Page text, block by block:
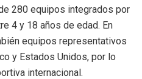
280 equipos integrados por
4 y 18 años de edad. En
equipos representativos
y Estados Unidos, por lo
internacional.